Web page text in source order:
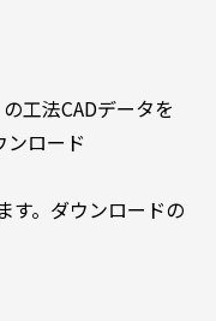
工法CADデータを
ンロード
す。ダウンロードの